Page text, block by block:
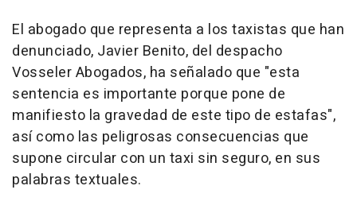
El abogado que representa a los taxistas que han
denunciado, Javier Benito, del despacho
Vosseler Abogados, ha señalado que "esta
sentencia es importante porque pone de
manifiesto la gravedad de este tipo de estafas",
así como las peligrosas consecuencias que
supone circular con un taxi sin seguro, en sus
palabras textuales.